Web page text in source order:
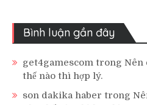
Bình luận gần đây
get4gamescom trong Nên
thế nào thì hợp lý.
son dakika haber trong